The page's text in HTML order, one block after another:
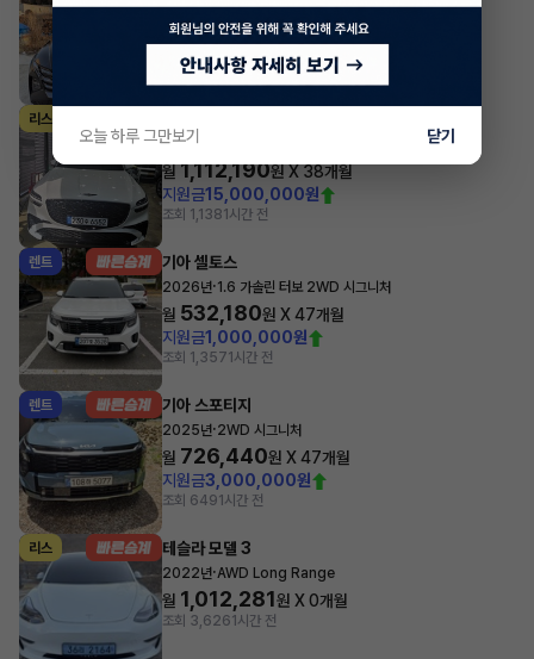
월547,580원 X28개월
조회 2,074방금전
리스
2025년
월 1,112,190원 X 38개월
지원금15,000,000원
조회 1,1381시간 전
렌트 기아 셀토스
2026년·1.6 가솔린 터보 2WD 시그니처
월 532,180원 X47개월
지원금1,000,000원
조회 1,3571시간 전
렌트 기아 스포티지
2025년·2WD 시그니처
월 726,440원 X47개월
지원금3,000,000원
조회 6491시간 전
리스 테슬라 모델 3
2022년·AWD Long Range
월 1,012,281원 X0개월
조회 3,6261시간 전
오늘 하루 그만보기 닫기